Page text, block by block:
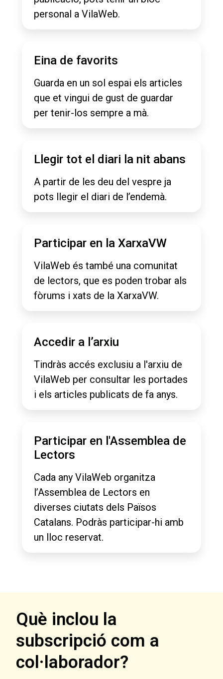
personal a VilaWeb.
Eina de favorits
Guarda en un sol espai els articles
que et vingui de gust de guardar
per tenir-los sempre a mà.
Llegir tot el diari la nit abans
A partir de les deu del vespre ja
pots llegir el diari de l’endemà.
Participar en la XarxaVW
VilaWeb és també una comunitat
de lectors, que es poden trobar als
fòrums i xats de la XarxaVW.
Accedir a l’arxiu
Tindràs accés exclusiu a l'arxiu de
VilaWeb per consultar les portades
i els articles publicats de fa anys.
Participar en l'Assemblea de
Lectors
Cada any VilaWeb organitza
l’Assemblea de Lectors en
diverses ciutats dels Països
Catalans. Podràs participar-hi amb
un lloc reservat.
Què inclou la
subscripció com a
col·laborador?